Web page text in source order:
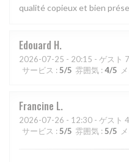
qualité copieux et bien
Edouard H
2026-07-25 - 20:15 - ゲスト 7
サービス : 5/5 雰囲気 : 4/5
Francine L
2026-07-26 - 12:30 - ゲスト 4
サービス : 5/5 雰囲気 : 5/5